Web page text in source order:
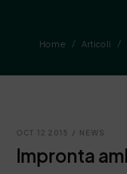
Home / Articoli /
OCT 12 2015 / NEWS
Impronta